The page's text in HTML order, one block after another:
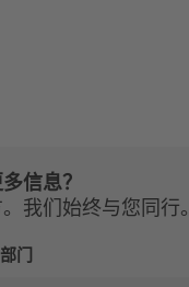
信息？
我们始终与您同行。
门